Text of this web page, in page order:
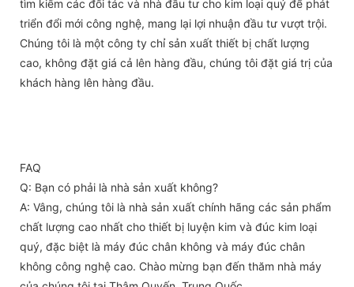
tìm kiếm các đối tác và nhà đầu tư cho kim loại quý để phát
triển đổi mới công nghệ, mang lại lợi nhuận đầu tư vượt trội.
Chúng tôi là một công ty chỉ sản xuất thiết bị chất lượng
cao, không đặt giá cả lên hàng đầu, chúng tôi đặt giá trị của
khách hàng lên hàng đầu.
FAQ
Q: Bạn có phải là nhà sản xuất không?
A: Vâng, chúng tôi là nhà sản xuất chính hãng các sản phẩm
chất lượng cao nhất cho thiết bị luyện kim và đúc kim loại
quý, đặc biệt là máy đúc chân không và máy đúc chân
không công nghệ cao. Chào mừng bạn đến thăm nhà máy